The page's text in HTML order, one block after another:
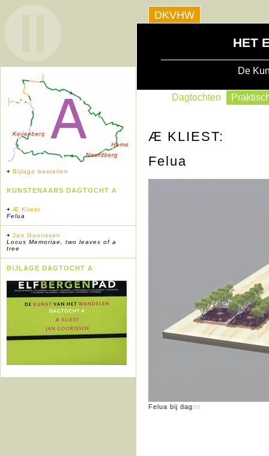
Bijlage bestellen
KUNSTENAARS DAGTOCHT A
Æ Kliest
Felua
Jan Goorissen
Locus Memoriae, two leaves of a
tree
BIJLAGE DAGTOCHT A
DKVHW
HET
De
Dagtochten
Æ KLIEST:
Felua
Felua bij dag
Felua bij Nacht